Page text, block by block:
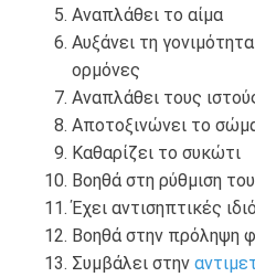
Αναπλάθει το αίμα
Αυξάνει τη
ορμόνες
Αναπλάθει τους
Αποτοξινώνει το
Καθαρίζει το συκώτι
Βοηθά στη ρύθμιση
Έχει αντισηπτικές
Βοηθά στην πρόληψη
Συμβάλει στην